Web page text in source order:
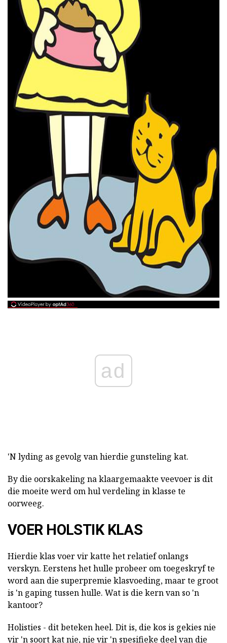
ad
ad
'N lyding as gevolg van hierdie gunsteling kat.
By die oorskakeling na klaargemaakte veevoer is dit
die moeite werd om hul verdeling in klasse te
oorweeg.
VOER HOLSTIK KLAS
Hierdie klas voer vir katte het relatief onlangs
verskyn. Eerstens het hulle probeer om toegeskryf te
word aan die superpremie klasvoeding, maar te groot
is 'n gaping tussen hulle. Wat is die kern van so 'n
kantoor?
Holisties - dit beteken heel. Dit is, die kos is gekies nie
vir 'n soort kat nie, nie vir 'n spesifieke deel van die